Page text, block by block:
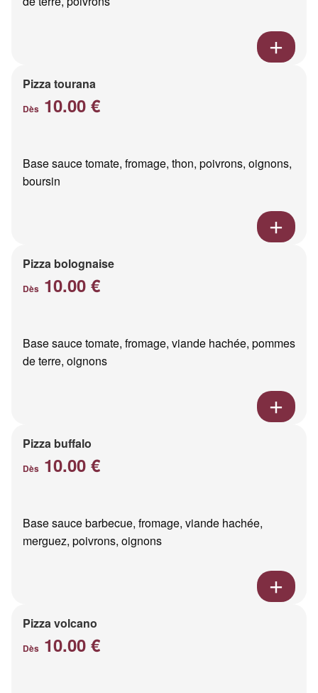
Pizza tourana
Dès 10.00 €
Base sauce tomate, fromage, thon, poivrons, oignons,
boursin
Pizza bolognaise
Dès 10.00 €
Base sauce tomate, fromage, viande hachée, pommes
de terre, oignons
Pizza buffalo
Dès 10.00 €
Base sauce barbecue, fromage, viande hachée,
merguez, poivrons, oignons
Pizza volcano
Dès 10.00 €